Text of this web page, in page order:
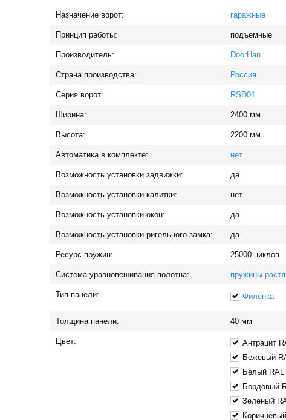
Назначение ворот: гаражные
Принцип работы: подъемные
Производитель: DoorHan
Страна производства: Россия
Серия ворот: RSD01
Ширина: 2400 мм
Высота: 2200 мм
Автоматика в комплекте: нет
Возможность установки задвижки: да
Возможность установки калитки: нет
Возможность установки окон: да
Возможность установки ригельного замка: да
Ресурс пружин: 25000 циклов
Система уравновешивания полотна: пружины
Тип панели: Филенка
Толщина панели: 40 мм
Цвет:
Антрацит
Бежевый
Белый RAL
Бордовый
Зеленый